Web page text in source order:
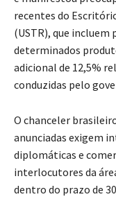
recentes do
(USTR), que
determinados
adicional de 12,5%
conduzidas pelo
O chanceler
anunciadas exigem
diplomáticas e
interlocutores da
dentro do prazo de